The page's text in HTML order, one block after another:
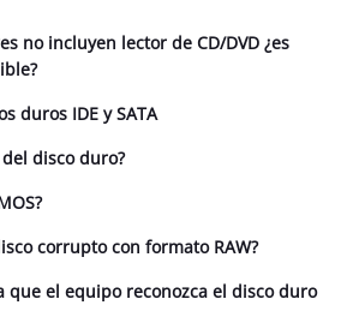
no incluyen lector de CD/DVD ¿es
duros IDE y SATA
disco duro?
corrupto con formato RAW?
que el equipo reconozca el disco duro